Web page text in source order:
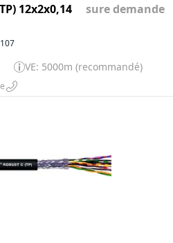
12x2x0,14 sure demande
VE: 5000m (recommandé)